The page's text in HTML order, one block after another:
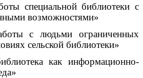
специальной библиотеки с
возможностями»
с людьми ограниченных
сельской библиотеки»
как информационно-